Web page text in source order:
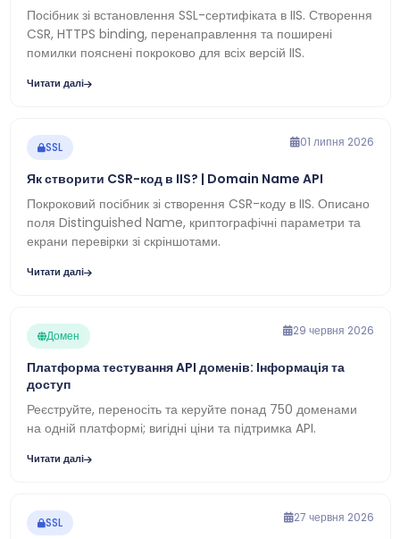
Посібник зі встановлення SSL-сертифіката в IIS. Створення
CSR, HTTPS binding, перенаправлення та поширені
помилки пояснені покроково для всіх версій IIS.
Читати далі
SSL 01 липня 2026
Як створити CSR-код в IIS? | Domain Name API
Покроковий посібник зі створення CSR-коду в IIS. Описано
поля Distinguished Name, криптографічні параметри та
екрани перевірки зі скріншотами.
Читати далі
Домен 29 червня 2026
Платформа тестування API доменів: Інформація та
доступ
Реєструйте, переносіть та керуйте понад 750 доменами
на одній платформі; вигідні ціни та підтримка API.
Читати далі
SSL 27 червня 2026